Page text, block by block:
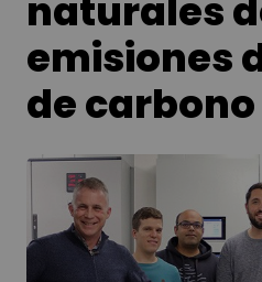
naturales
emisiones
de carbono